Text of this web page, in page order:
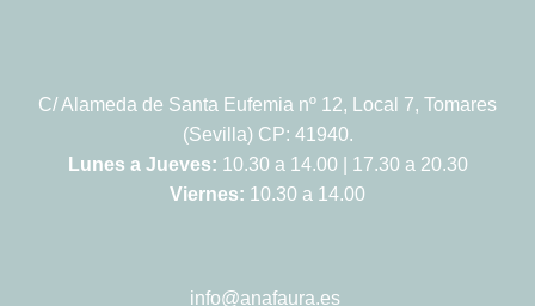
C/ Alameda de Santa Eufemia nº 12, Local 7, Tomares
(Sevilla) CP: 41940.
Lunes a Jueves: 10.30 a 14.00 | 17.30 a 20.30
Viernes: 10.30 a 14.00
info@anafaura.es